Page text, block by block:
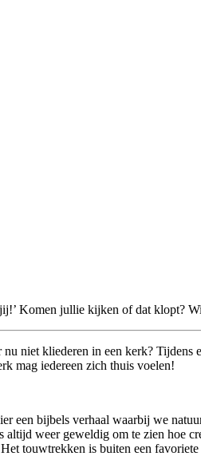
Komen jullie kijken of dat klopt?
niet kliederen in een kerk? Tijdens
mag iedereen zich thuis voelen!
een bijbels verhaal waarbij we
weer geweldig om te zien hoe
touwtrekken is buiten een